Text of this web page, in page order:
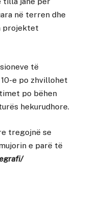
në terren dhe
projektet
të
e po zhvillohet
po bëhen
hekurudhore.
tregojnë se
e parë të